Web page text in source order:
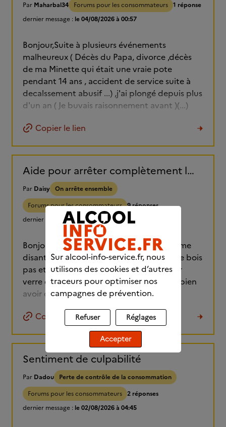
Par Maharbal34 Forums pour les consommateurs 1 réponse
dernier message : le 04/08/2026 à 00:57
Bonjour,Suite à plusieurs événements
malheureux ( Décès du Papa, divorce ,décès
de ma Minette qui était une vraie pote
pendant 14 ans , accident de service suite à
decalssement abusif ...) ,j'ai plongé depuis plus
d'un an ( Je buvais raisonnement avant )(...)
Copier le lien
Aide pour arrêter complètement l'alcool.
Par Daisy On arrête ensemble
Forums pour les consommateurs 9 réponses
dernier message :le 03/08/2026 à 16:05
Bonjour, tous les matins je me réveille en me
disant j'en ai marre de l'alcool ce soir je ne bois
pas et arrivé à 18h je prends mon premier
verre et je temine la bouteille. J'aimerais bien
avoir des échanges pour m'aider à(...)
Copier le lien
Sentiment de culpabilité
Par Dadou
Perte de contrôle de la consommation
Forums pour les consommateurs 2 réponses
dernier message : le 02/08/2026 à 04:45
Sur alcool-info-service.fr, nous
utilisons des cookies et d’autres
traceurs pour optimiser nos
campagnes de prévention.
Refuser Réglages
Accepter